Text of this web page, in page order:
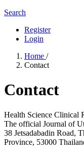
Search
Register
Login
Home /
Contact
Contact
Health Science Clinical
The official Journal of
38 Jetsadabadin Road,
Province, 53000